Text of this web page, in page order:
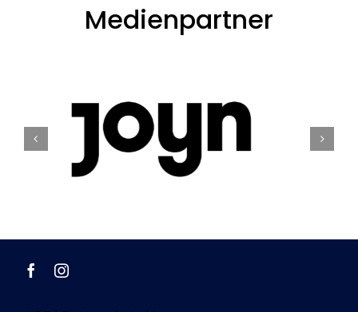
Medienpartner